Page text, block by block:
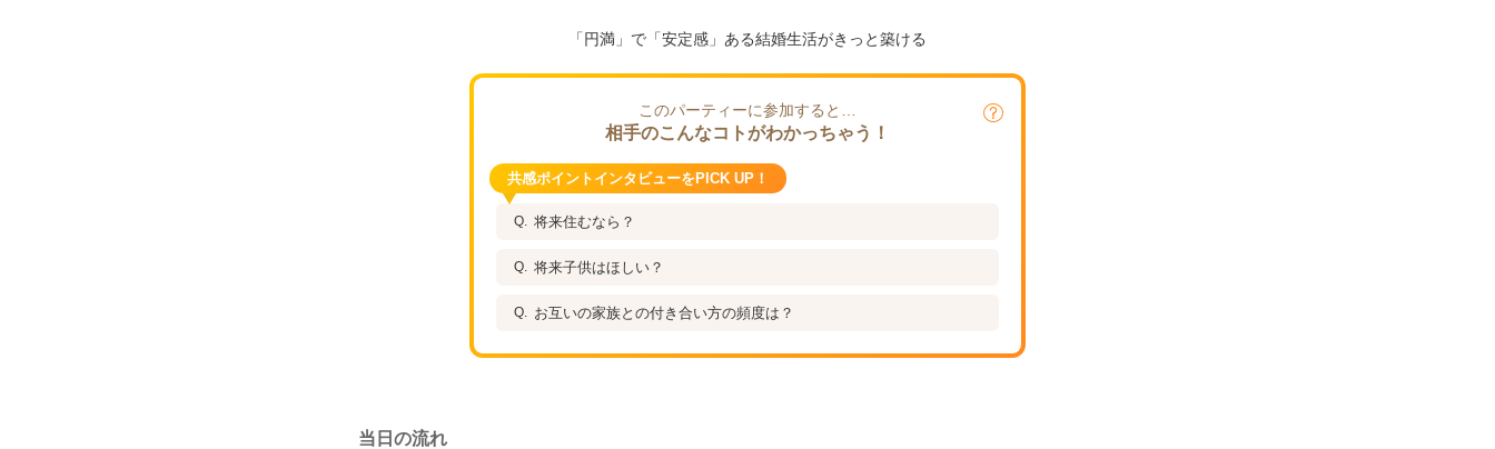
「円満」で「安定感」ある結婚生活がきっと築ける
このパーティーに参加すると…
相手のこんなコトがわかっちゃう！
共感ポイントインタビューをPICK UP！
将来住むなら？
将来子供はほしい？
お互いの家族との付き合い方の頻度は？
当日の流れ